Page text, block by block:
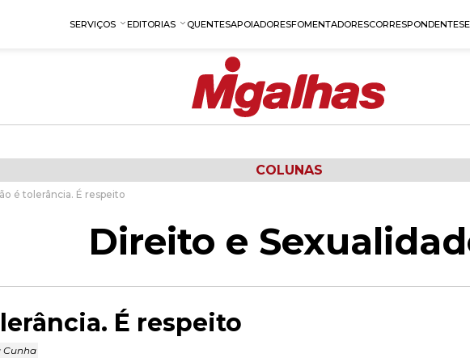
SERVIÇOS EDITORIAS QUENTESAPOIADORESFOMENTADORESCORRESPONDENTES
COLUNAS
é tolerância. É respeito
Direito e
É respeito
Cunha